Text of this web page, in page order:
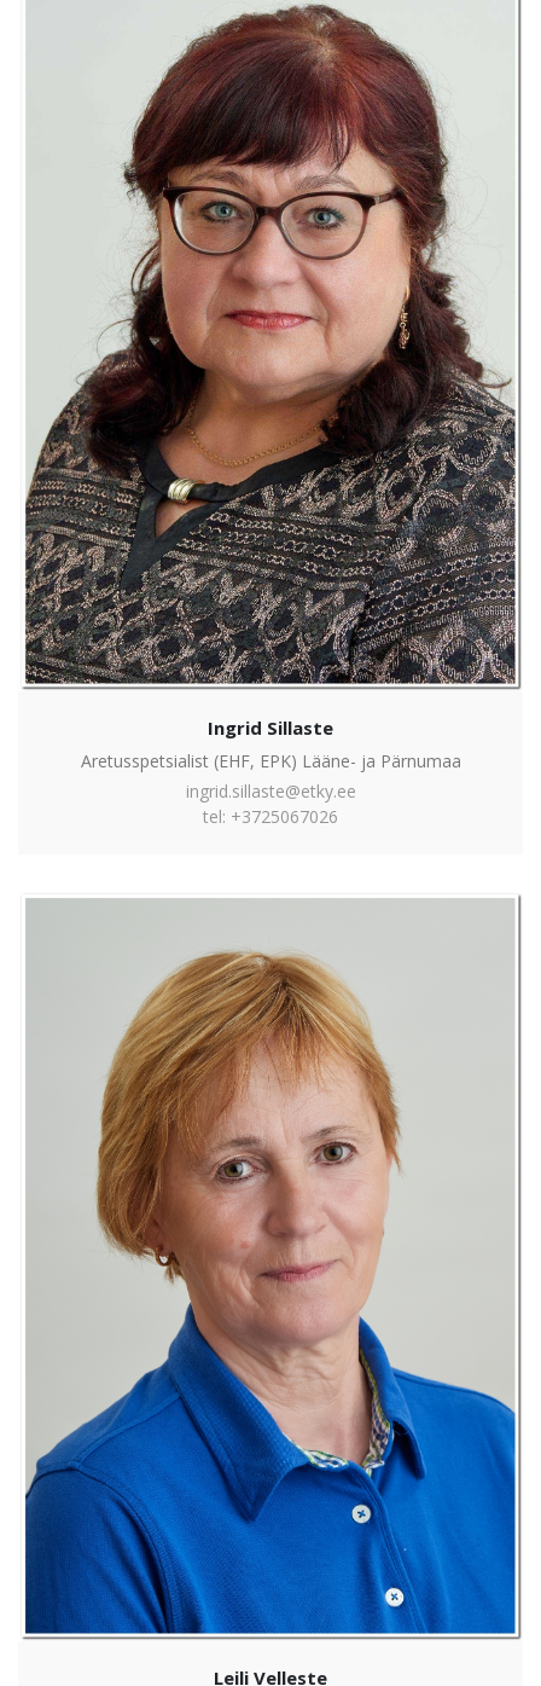
Ingrid Sillaste
Aretusspetsialist (EHF, EPK) Lääne- ja Pärnumaa
ingrid.sillaste@etky.ee
tel: +3725067026
Leili Velleste